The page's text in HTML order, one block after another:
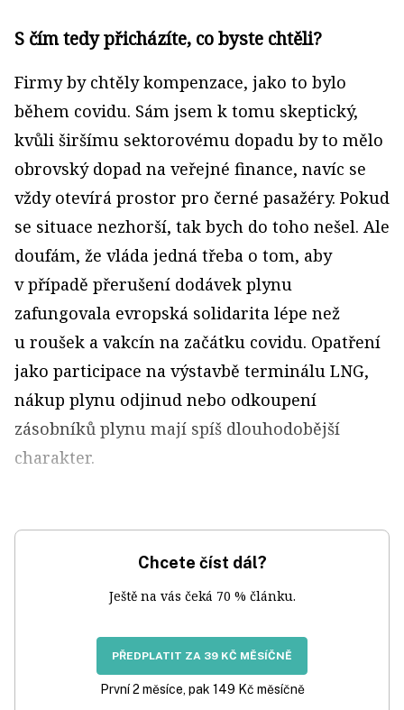
S čím tedy přicházíte, co byste chtěli?
Firmy by chtěly kompenzace, jako to bylo
během covidu. Sám jsem k tomu skeptický,
kvůli širšímu sektorovému dopadu by to mělo
obrovský dopad na veřejné finance, navíc se
vždy otevírá prostor pro černé pasažéry. Pokud
se situace nezhorší, tak bych do toho nešel. Ale
doufám, že vláda jedná třeba o tom, aby
v případě přerušení dodávek plynu
zafungovala evropská solidarita lépe než
u roušek a vakcín na začátku covidu. Opatření
jako participace na výstavbě terminálu LNG,
nákup plynu odjinud nebo odkoupení
zásobníků plynu mají spíš dlouhodobější
charakter.
Chcete číst dál?
Ještě na vás čeká 70 % článku.
PŘEDPLATIT ZA 39 KČ MĚSÍČNĚ
První 2 měsíce, pak 149 Kč měsíčně